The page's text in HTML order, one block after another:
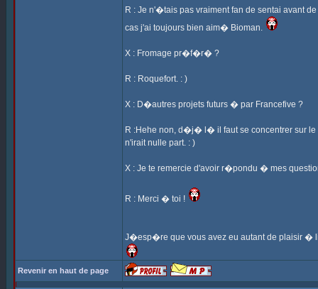
R : Je n'�tais pas vraiment fan de sentai avant
cas j'ai toujours bien aim� Bioman.
X : Fromage pr�f�r� ?
R : Roquefort. : )
X : D�autres projets futurs � par Francefive ?
R :Hehe non, d�j� l� il faut se concentrer sur
n'irait nulle part. : )
X : Je te remercie d'avoir r�pondu � mes
R : Merci � toi !
J�esp�re que vous avez eu autant de plaisir �
Revenir en haut de page